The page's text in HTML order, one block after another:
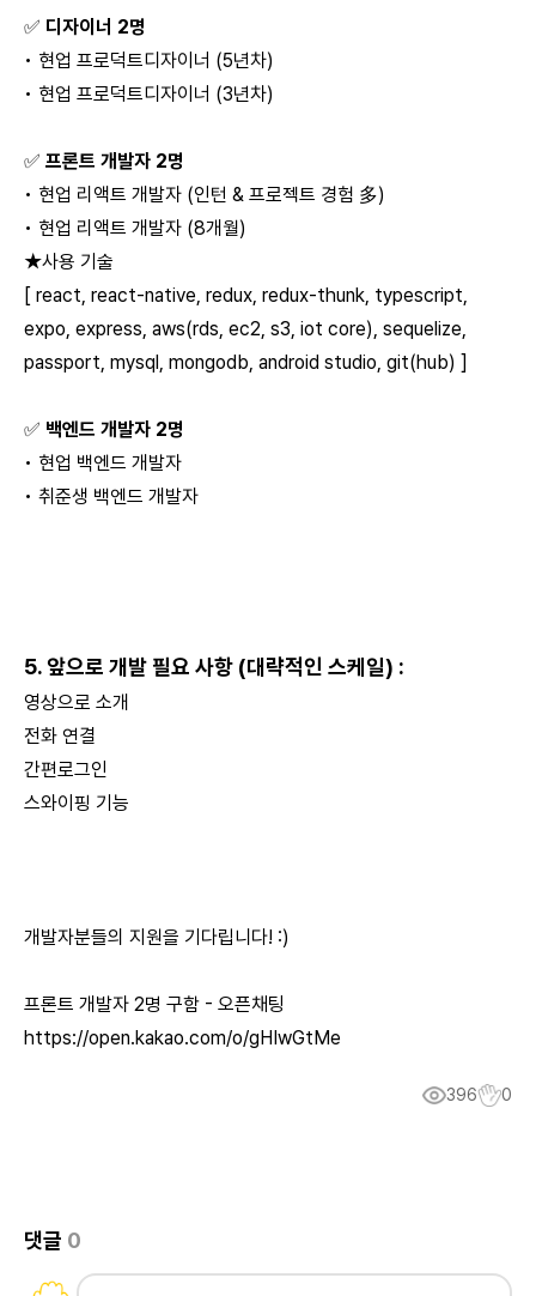
✅ 디자이너 2명
• 현업 프로덕트디자이너 (5년차)
• 현업 프로덕트디자이너 (3년차)
✅ 프론트 개발자 2명
• 현업 리액트 개발자 (인턴 & 프로젝트 경험 多)
• 현업 리액트 개발자 (8개월)
★사용 기술
[ react, react-native, redux, redux-thunk, typescript,
expo, express, aws(rds, ec2, s3, iot core), sequelize,
passport, mysql, mongodb, android studio, git(hub) ]
✅ 백엔드 개발자 2명
• 현업 백엔드 개발자
• 취준생 백엔드 개발자
5.앞으로 개발 필요 사항 (대략적인 스케일) :
영상으로 소개
전화 연결
간편로그인
스와이핑 기능
개발자분들의 지원을 기다립니다! :)
프론트 개발자 2명 구함 - 오픈채팅
https://open.kakao.com/o/gHIwGtMe
396 0
댓글 0